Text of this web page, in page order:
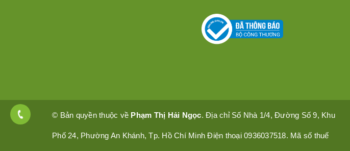
© Bản quyền thuộc về Phạm Thị Hải Ngọc. Địa chỉ Số Nhà 1/4, Đường Số 9, Khu
Phố 24, Phường An Khánh, Tp. Hồ Chí Minh Điện thoại 0936037518. Mã số thuế